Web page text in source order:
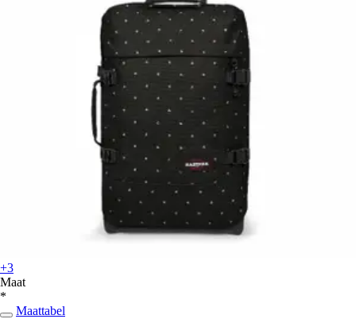
+3
Maat
*
Maattabel